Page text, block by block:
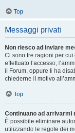
Top
Messaggi privati
Non riesco ad inviare
Ci sono tre ragioni per
effettuato l’accesso,
il Forum, oppure li ha
chiederne il motivo
Top
Continuano ad arrivarmi
È possibile eliminare
utilizzando le regole dei